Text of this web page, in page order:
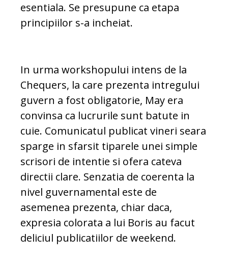
esentiala. Se presupune ca etapa
principiilor s-a incheiat.
In urma workshopului intens de la
Chequers, la care prezenta intregului
guvern a fost obligatorie, May era
convinsa ca lucrurile sunt batute in
cuie. Comunicatul publicat vineri seara
sparge in sfarsit tiparele unei simple
scrisori de intentie si ofera cateva
directii clare. Senzatia de coerenta la
nivel guvernamental este de
asemenea prezenta, chiar daca,
expresia colorata a lui Boris au facut
deliciul publicatiilor de weekend.